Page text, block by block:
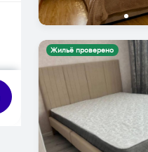
Жильё проверено